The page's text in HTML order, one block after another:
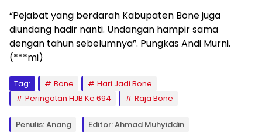
“Pejabat yang berdarah Kabupaten Bone juga
diundang hadir nanti. Undangan hampir sama
dengan tahun sebelumnya”. Pungkas Andi Murni.
(***mi)
Tag: Bone
Hari Jadi Bone
Peringatan HJB Ke 694
Raja Bone
Penulis: Anang Editor: Ahmad Muhyiddin